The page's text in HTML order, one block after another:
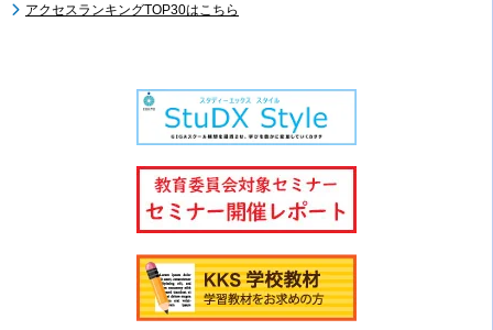
アクセスランキングTOP30はこちら